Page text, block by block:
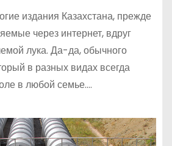
издания Казахстана, прежде
через интернет, вдруг
лука. Да-да, обычного
в разных видах всегда
в любой семье.…